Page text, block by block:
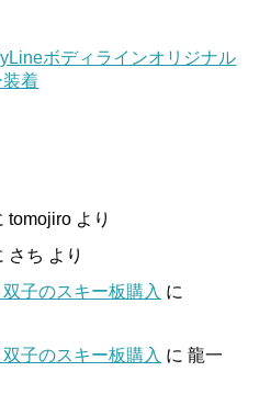
ボディラインオリジナル
装着
tomojiro より
さち より
子のスキー板購入 に
子のスキー板購入 に 龍一